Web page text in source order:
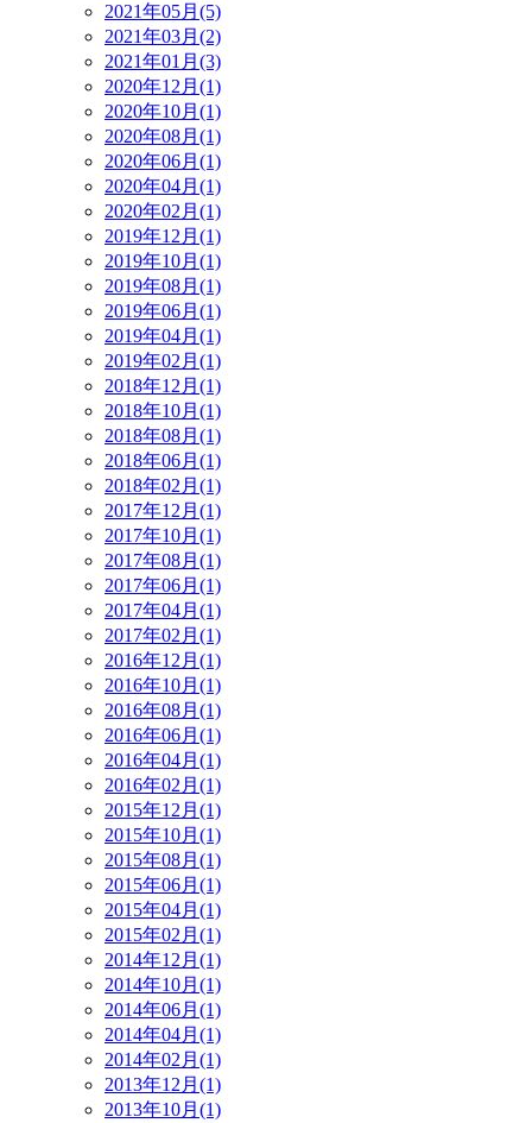
2021年05月(5)
2021年03月(2)
2021年01月(3)
2020年12月(1)
2020年10月(1)
2020年08月(1)
2020年06月(1)
2020年04月(1)
2020年02月(1)
2019年12月(1)
2019年10月(1)
2019年08月(1)
2019年06月(1)
2019年04月(1)
2019年02月(1)
2018年12月(1)
2018年10月(1)
2018年08月(1)
2018年06月(1)
2018年02月(1)
2017年12月(1)
2017年10月(1)
2017年08月(1)
2017年06月(1)
2017年04月(1)
2017年02月(1)
2016年12月(1)
2016年10月(1)
2016年08月(1)
2016年06月(1)
2016年04月(1)
2016年02月(1)
2015年12月(1)
2015年10月(1)
2015年08月(1)
2015年06月(1)
2015年04月(1)
2015年02月(1)
2014年12月(1)
2014年10月(1)
2014年06月(1)
2014年04月(1)
2014年02月(1)
2013年12月(1)
2013年10月(1)